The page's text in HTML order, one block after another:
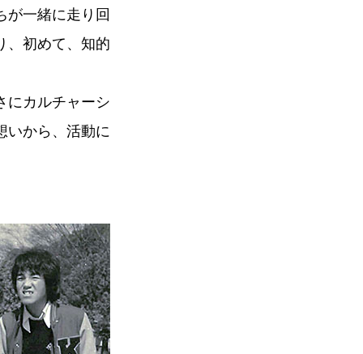
が一緒に走り回
、初めて、知的
にカルチャーシ
いから、活動に